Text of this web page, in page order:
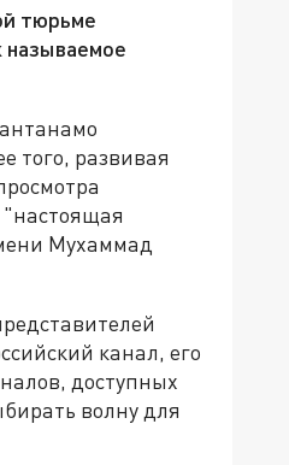
тюрьме
называемое
того, развивая
"настоящая
Мухаммад
канал, его
доступных
волну для